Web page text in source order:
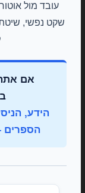
עובד מול
שקט נפשי, שיטת
אם
הידע,
הספרים